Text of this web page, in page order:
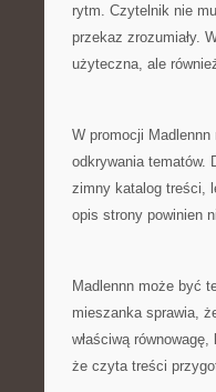
rytm. Czytelnik nie
przekaz zrozumiały.
użyteczna, ale
W promocji
odkrywania tematów.
zimny katalog treści,
opis strony powinien
Madlennn może być
mieszanka sprawia,
właściwą
że czyta treści